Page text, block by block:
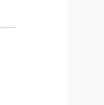
……